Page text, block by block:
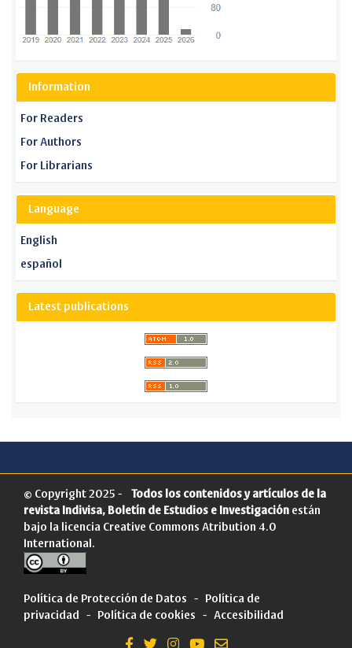
Information
For Readers
For Authors
For Librarians
Language
English
español
Latest publications
© Copyright 2025 - Todos los contenidos y artículos de la
revista Indivisa, Boletín de Estudios e Investigación están
bajo la licencia Creative Commons Atribution 4.0
International.
Política de Protección de Datos - Política de
privacidad - Política de cookies - Accesibilidad